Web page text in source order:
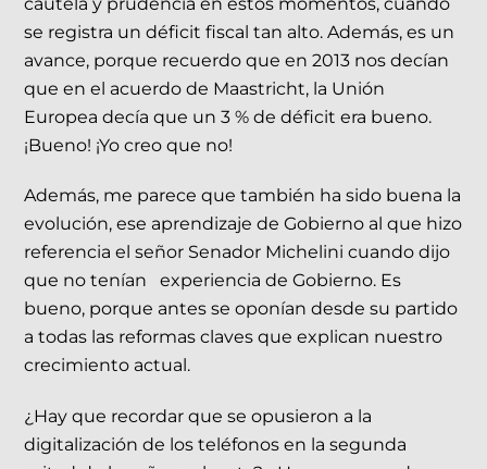
se registra un déficit fiscal tan alto. Además, es un
avance, porque recuerdo que en 2013 nos decían
que en el acuerdo de Maastricht, la Unión
Europea decía que un 3 % de déficit era bueno.
¡Bueno! ¡Yo creo que no!
Además, me parece que también ha sido buena la
evolución, ese aprendizaje de Gobierno al que hizo
referencia el señor Senador Michelini cuando dijo
que no tenían experiencia de Gobierno. Es
bueno, porque antes se oponían desde su partido
a todas las reformas claves que explican nuestro
crecimiento actual.
¿Hay que recordar que se opusieron a la
digitalización de los teléfonos en la segunda